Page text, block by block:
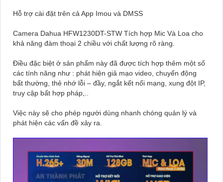
Hỗ trợ cài đặt trên cả App Imou và DMSS
Camera Dahua HFW1230DT-STW Tích hợp Mic Và Loa cho
khả năng đàm thoại 2 chiều với chất lượng rõ ràng.
Điều đặc biệt ở sản phẩm này đã được tích hợp thêm một số
các tính năng như : phát hiện giả mạo video, chuyển động
bất thường, thẻ nhớ lỗi – đầy, ngắt kết nối mạng, xung đột IP,
truy cập bất hợp pháp,..
Việc này sẽ cho phép người dùng nhanh chóng quản lý và
phát hiện các vấn đề xảy ra.